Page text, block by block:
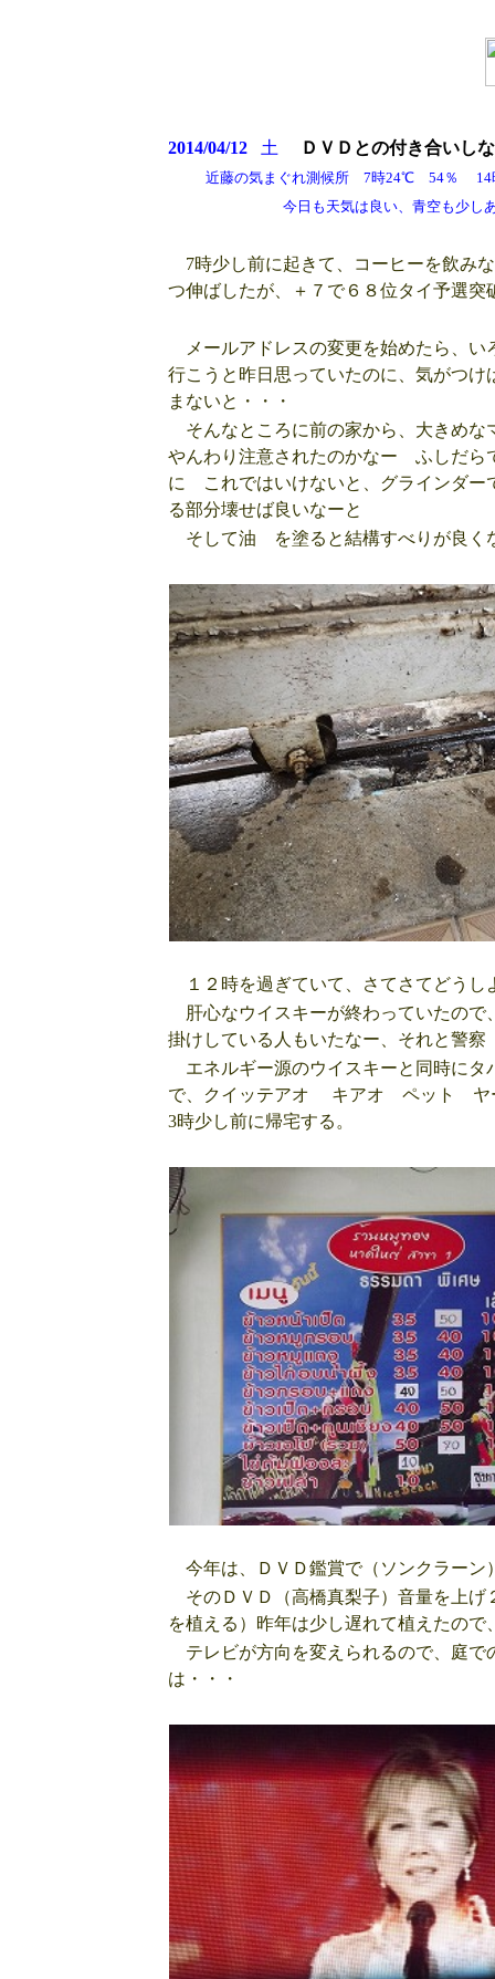
2014/04/12土 ＤＶＤとの付き合いし
近藤の気まぐれ測候所 7時24℃ 54
今日も天気は良い、青空も少しあって
7時少し前に起きて、コーヒーを飲み
つ伸ばしたが、＋７で６８位タイ予選
メールアドレスの変更を始めたら、い
行こうと昨日思っていたのに、気がつ
まないと・・・
そんなところに前の家から、大きめな
やんわり注意されたのかなー ふしだら
に これではいけないと、グラインダー
る部分壊せば良いなーと
そして油 を塗ると結構すべりが良く
１２時を過ぎていて、さてさてどうし
肝心なウイスキーが終わっていたので
掛けしている人もいたなー、それと警
エネルギー源のウイスキーと同時にタ
で、クイッテアオ キアオ ペット ヤー
3時少し前に帰宅する。
今年は、ＤＶＤ鑑賞で（ソンクラー
そのＤＶＤ（高橋真梨子）音量を上
を植える）昨年は少し遅れて植えたの
テレビが方向を変えられるので、庭で
は・・・